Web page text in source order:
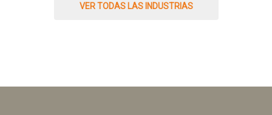
VER TODAS LAS INDUSTRIAS